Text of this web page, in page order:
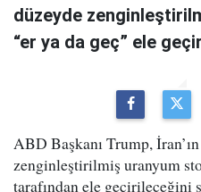
düzeyde
“er ya da geç” ele
ABD Başkanı Trump,
zenginleştirilmiş uranyum
tarafından ele geçirileceğini